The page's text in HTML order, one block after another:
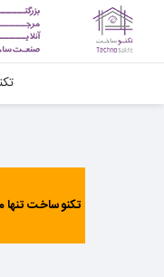
تکنوساخت